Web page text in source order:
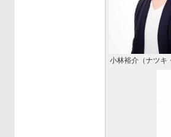
小林裕介（ナツキ